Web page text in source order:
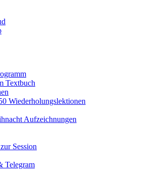
Textbuch
Wiederholungslektionen
Aufzeichnungen
Session
Telegram